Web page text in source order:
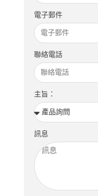
電子郵件
聯絡電話
主旨：
訊息